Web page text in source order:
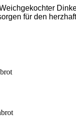
für den